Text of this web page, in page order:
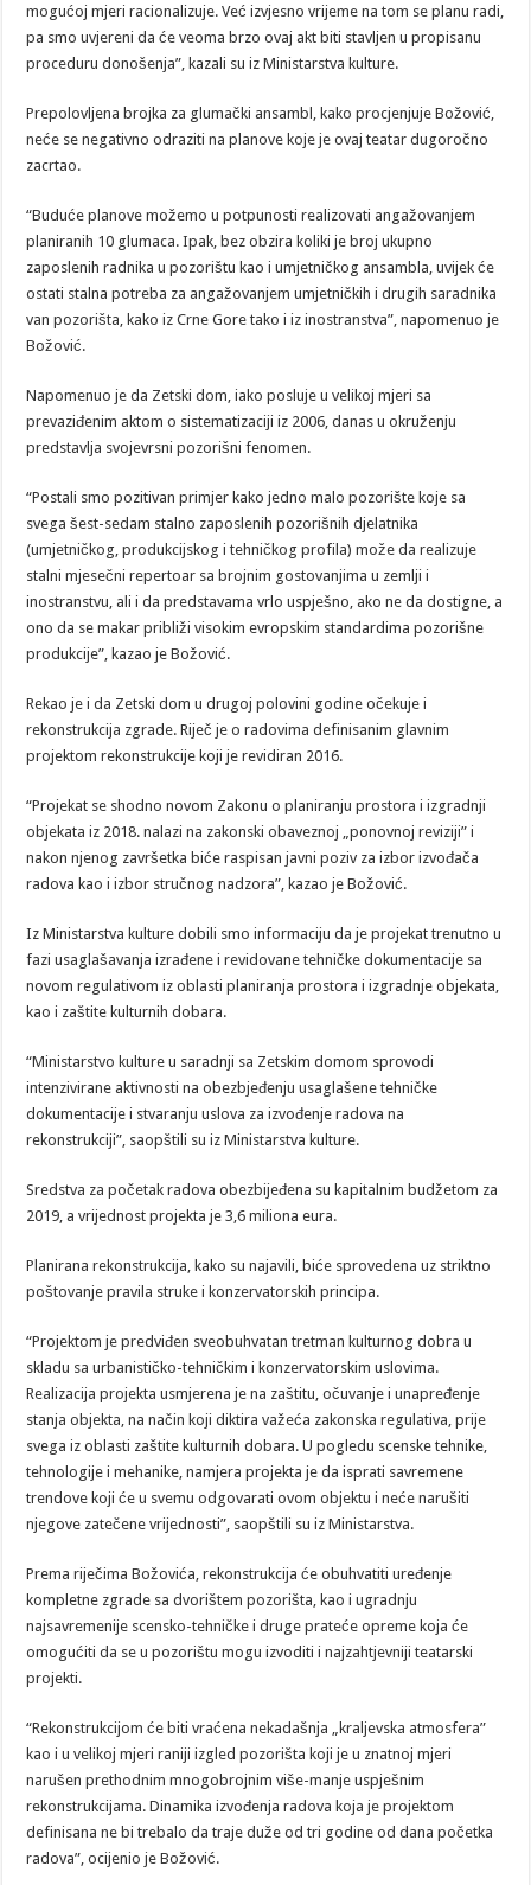
mogućoj mjeri racionalizuje. Već izvjesno vrijeme na tom se planu radi,
pa smo uvjereni da će veoma brzo ovaj akt biti stavljen u propisanu
proceduru donošenja”, kazali su iz Ministarstva kulture.
Prepolovljena brojka za glumački ansambl, kako procjenjuje Božović,
neće se negativno odraziti na planove koje je ovaj teatar dugoročno
zacrtao.
“Buduće planove možemo u potpunosti realizovati angažovanjem
planiranih 10 glumaca. Ipak, bez obzira koliki je broj ukupno
zaposlenih radnika u pozorištu kao i umjetničkog ansambla, uvijek će
ostati stalna potreba za angažovanjem umjetničkih i drugih saradnika
van pozorišta, kako iz Crne Gore tako i iz inostranstva”, napomenuo je
Božović.
Napomenuo je da Zetski dom, iako posluje u velikoj mjeri sa
prevaziđenim aktom o sistematizaciji iz 2006, danas u okruženju
predstavlja svojevrsni pozorišni fenomen.
“Postali smo pozitivan primjer kako jedno malo pozorište koje sa
svega šest-sedam stalno zaposlenih pozorišnih djelatnika
(umjetničkog, produkcijskog i tehničkog profila) može da realizuje
stalni mjesečni repertoar sa brojnim gostovanjima u zemlji i
inostranstvu, ali i da predstavama vrlo uspješno, ako ne da dostigne, a
ono da se makar približi visokim evropskim standardima pozorišne
produkcije”, kazao je Božović.
Rekao je i da Zetski dom u drugoj polovini godine očekuje i
rekonstrukcija zgrade. Riječ je o radovima definisanim glavnim
projektom rekonstrukcije koji je revidiran 2016.
“Projekat se shodno novom Zakonu o planiranju prostora i izgradnji
objekata iz 2018. nalazi na zakonski obaveznoj „ponovnoj reviziji” i
nakon njenog završetka biće raspisan javni poziv za izbor izvođača
radova kao i izbor stručnog nadzora”, kazao je Božović.
Iz Ministarstva kulture dobili smo informaciju da je projekat trenutno u
fazi usaglašavanja izrađene i revidovane tehničke dokumentacije sa
novom regulativom iz oblasti planiranja prostora i izgradnje objekata,
kao i zaštite kulturnih dobara.
“Ministarstvo kulture u saradnji sa Zetskim domom sprovodi
intenzivirane aktivnosti na obezbjeđenju usaglašene tehničke
dokumentacije i stvaranju uslova za izvođenje radova na
rekonstrukciji”, saopštili su iz Ministarstva kulture.
Sredstva za početak radova obezbijeđena su kapitalnim budžetom za
2019, a vrijednost projekta je 3,6 miliona eura.
Planirana rekonstrukcija, kako su najavili, biće sprovedena uz striktno
poštovanje pravila struke i konzervatorskih principa.
“Projektom je predviđen sveobuhvatan tretman kulturnog dobra u
skladu sa urbanističko-tehničkim i konzervatorskim uslovima.
Realizacija projekta usmjerena je na zaštitu, očuvanje i unapređenje
stanja objekta, na način koji diktira važeća zakonska regulativa, prije
svega iz oblasti zaštite kulturnih dobara. U pogledu scenske tehnike,
tehnologije i mehanike, namjera projekta je da isprati savremene
trendove koji će u svemu odgovarati ovom objektu i neće narušiti
njegove zatečene vrijednosti”, saopštili su iz Ministarstva.
Prema riječima Božovića, rekonstrukcija će obuhvatiti uređenje
kompletne zgrade sa dvorištem pozorišta, kao i ugradnju
najsavremenije scensko-tehničke i druge prateće opreme koja će
omogućiti da se u pozorištu mogu izvoditi i najzahtjevniji teatarski
projekti.
“Rekonstrukcijom će biti vraćena nekadašnja „kraljevska atmosfera”
kao i u velikoj mjeri raniji izgled pozorišta koji je u znatnoj mjeri
narušen prethodnim mnogobrojnim više-manje uspješnim
rekonstrukcijama. Dinamika izvođenja radova koja je projektom
definisana ne bi trebalo da traje duže od tri godine od dana početka
radova”, ocijenio je Božović.